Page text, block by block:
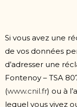
Si vous avez une
de vos données
d’adresser une
Fontenoy – TSA
(www.cnil.fr) ou à
lequel vous vivez